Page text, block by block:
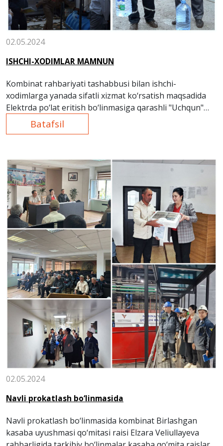
02.05.2024
ISHCHI-XODIMLAR MAMNUN
Kombinat rahbariyati tashabbusi bilan ishchi-
xodimlarga yanada sifatli xizmat ko‘rsatish maqsadida
Elektrda po‘lat eritish bo‘linmasiga qarashli "Uchqun"
oshxonasiga suvni filtrlash uskunasi o‘rnatildi. Endilikda
oshxonada filtrlangan suvdan foydalanib
Batafsil
02.05.2024
Navli prokatlash bo‘linmasida
Navli prokatlash bo‘linmasida kombinat Birlashgan
kasaba uyushmasi qo‘mitasi raisi Elzara Veliullayeva